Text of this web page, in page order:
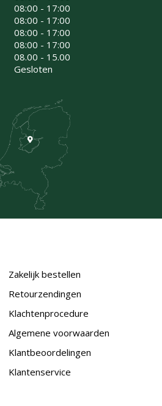
08:00 - 17:00
08:00 - 17:00
08:00 - 17:00
08:00 - 17:00
08.00 - 15.00
Gesloten
Zakelijk bestellen
Retourzendingen
Klachtenprocedure
Algemene voorwaarden
Klantbeoordelingen
Klantenservice